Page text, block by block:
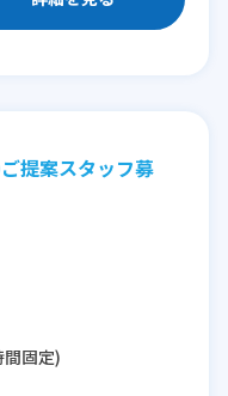
提案スタッフ募
固定)